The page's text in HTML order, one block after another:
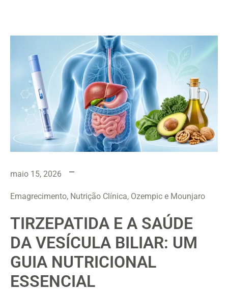
maio 15, 2026
Emagrecimento, Nutrição Clínica, Ozempic e Mounjaro
TIRZEPATIDA E A SAÚDE
DA VESÍCULA BILIAR: UM
GUIA NUTRICIONAL
ESSENCIAL